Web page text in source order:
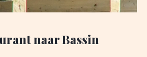
naar Bassin